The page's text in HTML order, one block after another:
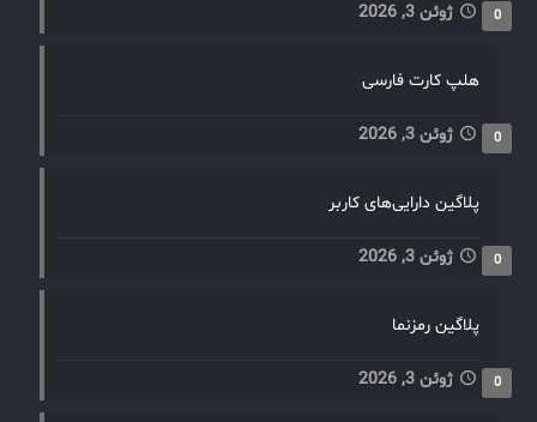
ژوئن 3, 2026 0
هلپ کارت فارسی
ژوئن 3, 2026 0
پلاگین دارایی‌های کاربر
ژوئن 3, 2026 0
پلاگین رمزنما
ژوئن 3, 2026 0